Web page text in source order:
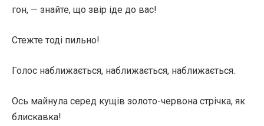
гон, — знайте, що звір іде до вас!
Стежте тоді пильно!
Голос наближається, наближається, наближається.
Ось майнула серед кущів золото-червона стрічка, як
блискавка!